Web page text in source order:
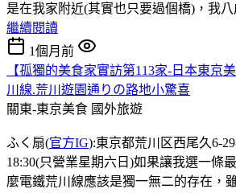
是在我家附近(其實也只要過個橋)，我
繼續閱讀
1個月前
【孤獨的美食家實訪第113家-日本東京
川線.荒川遊園通りの路地小驚喜
關東-東京美食 國外旅遊
ふく扇(官方IG):東京都荒川区西尾久6-
18:30(只營業星期六日)如果讓我選一條
麼電鐵荒川線應該是獨一無二的存在，